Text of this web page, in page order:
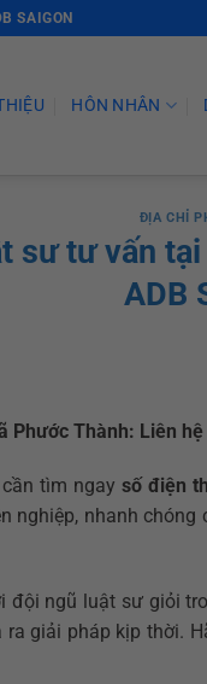
SAIGON
HÔN NHÂN
ĐỊA CHỈ
sư tư vấn
ADB
Thành: Liên
cần tìm ngaysố điện
nghiệp, nhanh
đội ngũ luật sư giỏi
ra giải pháp kịp thời.